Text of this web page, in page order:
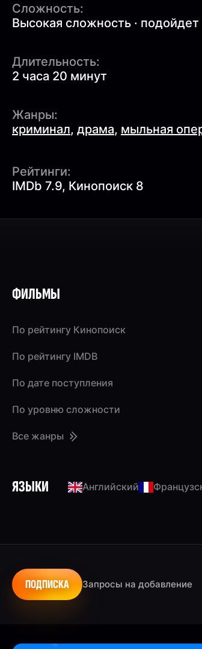
Сложность:
Высокая сложность · подойдет
Длительность:
2 часа 20 минут
Жанры:
криминал, драма, мыльная
Рейтинги:
IMDb 7.9, Кинопоиск 8
ЯЗЫКИ Английский
ФИЛЬМЫ
По рейтингу Кинопоиск
По рейтингу IMDB
По дате поступления
По уровню сложности
Все жанры
Запросы на добавление
ПОДПИСКА